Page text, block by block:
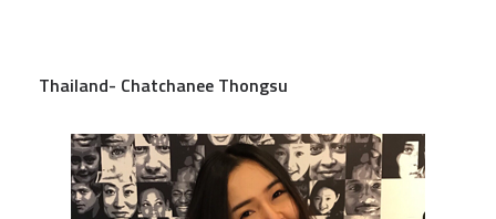
Thailand- Chatchanee Thongsu